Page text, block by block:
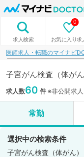
求人検索 お気に入り求
0
医師求人・転職のマイナビ
子宮がん検査（体が
求人数60 件※非公開求人
常勤
選択中の検索条件
子宮がん検査（体がん）